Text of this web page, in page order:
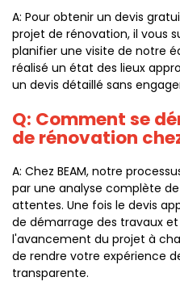
A: Pour obtenir un devis
projet de rénovation, il vous
planifier une visite de notre
réalisé un état des lieux
un devis détaillé sans
Q: Comment se
de rénovation
A: Chez BEAM, notre
par une analyse complète
attentes. Une fois le devis
de démarrage des travaux
l'avancement du projet à
de rendre votre expérience
transparente.